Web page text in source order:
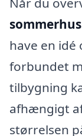
have en idé
forbundet
tilbygning
afhængigt
størrelsen